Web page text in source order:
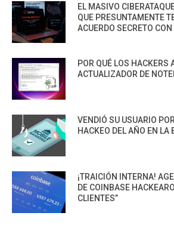
EL MASIVO
QUE PRESUNTAMENTE
ACUERDO SECRETO
POR QUÉ LOS HACKERS
ACTUALIZADOR DE
VENDIÓ SU USUARIO
HACKEO DEL AÑO EN LA
¡TRAICIÓN INTERNA!
DE COINBASE
CLIENTES”